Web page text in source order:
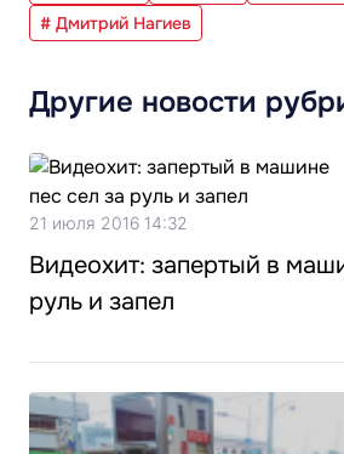
# Дмитрий Нагиев
Другие новости
21 июля 2016 14:32
Видеохит: запертый в
руль и запел